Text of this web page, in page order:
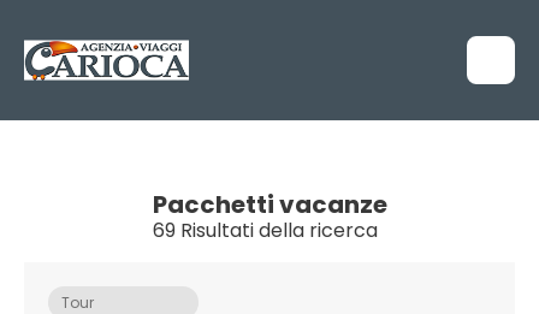
Pacchetti vacanze
69 Risultati della ricerca
Tour